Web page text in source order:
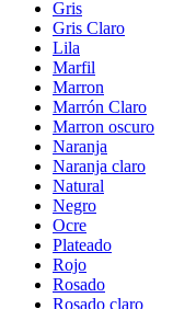
Gris
Gris Claro
Lila
Marfil
Marron
Marrón Claro
Marron oscuro
Naranja
Naranja claro
Natural
Negro
Ocre
Plateado
Rojo
Rosado
Rosado claro